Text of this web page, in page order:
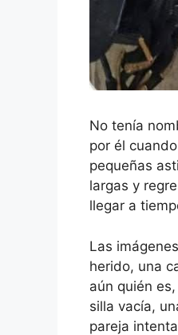
No tenía
por él
pequeñas
largas y
llegar a
Las
herido, una
aún quién
silla vacía,
pareja